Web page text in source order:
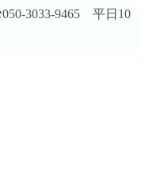
3033-9465 平日10